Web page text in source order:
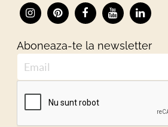
Aboneaza-te la newsletter